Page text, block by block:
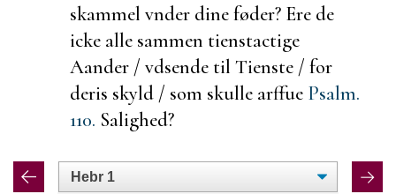
skammel vnder dine føder? Ere de
icke alle sammen tienstactige
Aander / vdsende til Tienste / for
deris skyld / som skulle arffue Psalm.
110. Salighed?